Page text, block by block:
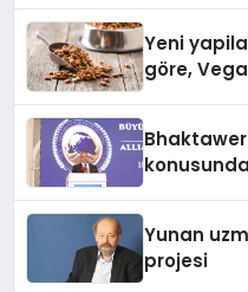
Yeni
göre,
Yunan
projesi